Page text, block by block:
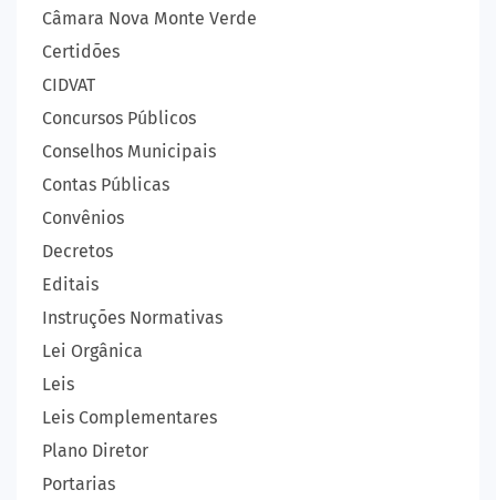
Câmara Nova Monte Verde
Certidões
CIDVAT
Concursos Públicos
Conselhos Municipais
Contas Públicas
Convênios
Decretos
Editais
Instruções Normativas
Lei Orgânica
Leis
Leis Complementares
Plano Diretor
Portarias